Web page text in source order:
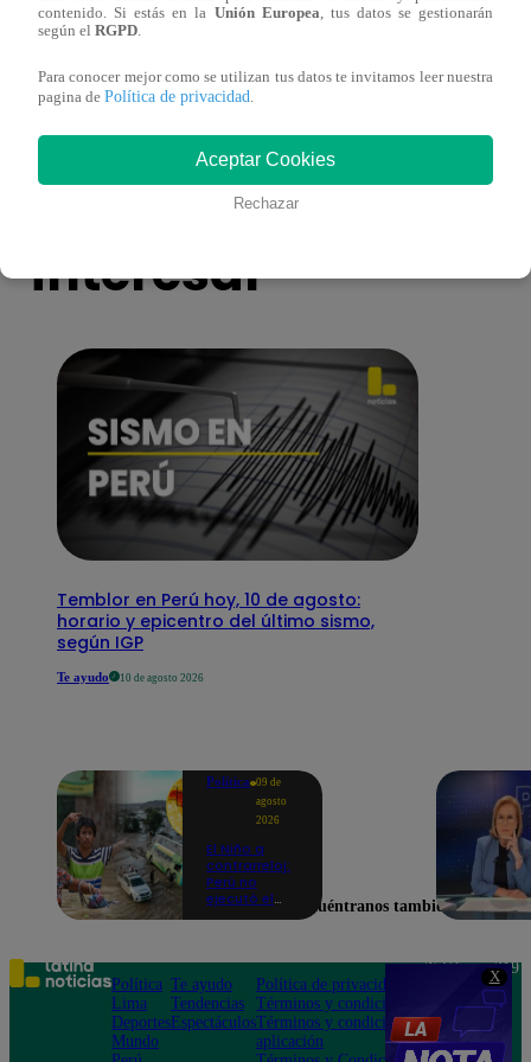
X
eres tú”: una historia de cartas y amor que
También te puede
interesar
Temblor en Perú hoy, 10 de agosto:
horario y epicentro del último sismo,
según IGP
Te ayudo 10 de agosto 2026
Política 09 de
agosto
2026
El Niño a
contrarreloj:
Perú no
ejecutó el
inundaciones
en puntos
críticos de
ríos
contenido. Si estás en la Unión Europea, tus datos se gestionarán
según el RGPD.
Para conocer mejor como se utilizan tus datos te invitamos leer nuestra
pagina de Política de privacidad.
Aceptar Cookies
Rechazar
Encuéntranos también en
Política
Lima
Deportes
Mundo
Te ayudo
Tendencias
Espectáculos
Política de privacidad
Términos y condiciones
Términos y condiciones
aplicación
Teléfono: 219
Av. San
Felipe 968
Jesús María